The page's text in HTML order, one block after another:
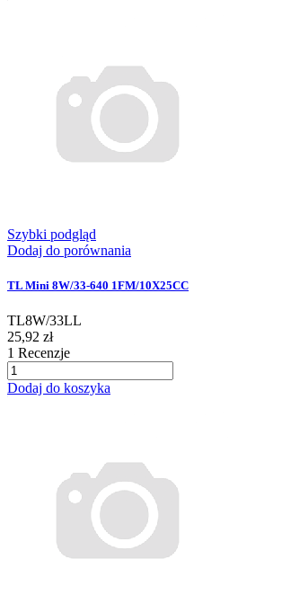
Szybki podgląd
Dodaj do porównania
TL Mini 8W/33-640 1FM/10X25CC
TL8W/33LL
25,92 zł
1 Recenzje
Dodaj do koszyka